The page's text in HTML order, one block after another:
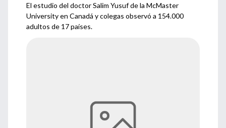
El estudio del doctor Salim Yusuf de la McMaster
University en Canadá y colegas observó a 154.000
adultos de 17 países.